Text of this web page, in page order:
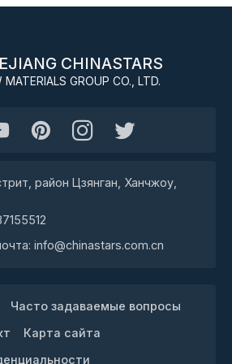
CHINASTARS
MATERIALS GROUP CO., LTD.
район Цзянган, Ханчжоу,
info@chinastars.com.cn
Часто задаваемые вопросы
Карта сайта